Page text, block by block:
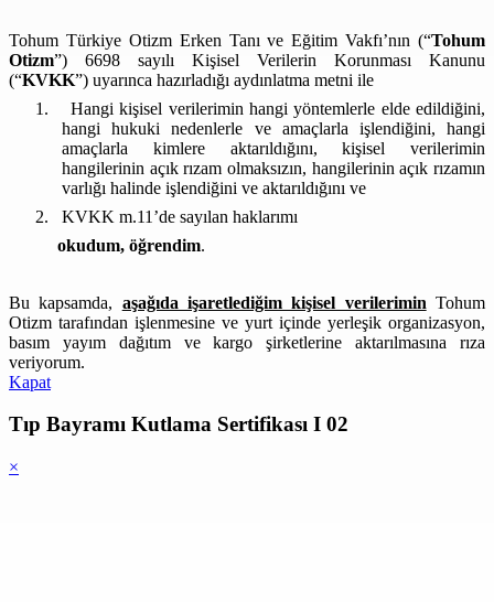
Tohum Türkiye Otizm Erken Tanı ve Eğitim Vakfı’nın (“Tohum
Otizm”) 6698 sayılı Kişisel Verilerin Korunması Kanunu
(“KVKK”) uyarınca hazırladığı aydınlatma metni ile
1.
Hangi kişisel verilerimin hangi yöntemlerle elde edildiğini,
hangi hukuki nedenlerle ve amaçlarla işlendiğini, hangi
amaçlarla kimlere aktarıldığını, kişisel verilerimin
hangilerinin açık rızam olmaksızın, hangilerinin açık rızamın
varlığı halinde işlendiğini ve aktarıldığını ve
2.
KVKK m.11’de sayılan haklarımı
okudum, öğrendim.
Bu kapsamda, aşağıda işaretlediğim kişisel verilerimin Tohum
Otizm tarafından işlenmesine ve yurt içinde yerleşik organizasyon,
basım yayım dağıtım ve kargo şirketlerine aktarılmasına rıza
veriyorum.
Kapat
Tıp Bayramı Kutlama Sertifikası I 02
×